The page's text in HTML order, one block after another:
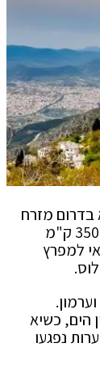
בדרום מזרח
מחוז תסליה שבמרכז יוון. האזור מרוחק כ-350 ק"מ
למפרץ
הים, כשיא
מטרים. היערות נפגעו